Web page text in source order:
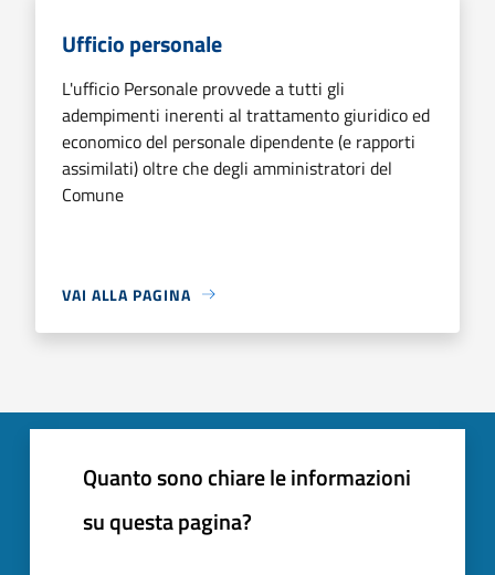
Ufficio personale
L'ufficio Personale provvede a tutti gli
adempimenti inerenti al trattamento giuridico ed
economico del personale dipendente (e rapporti
assimilati) oltre che degli amministratori del
Comune
VAI ALLA PAGINA
Quanto sono chiare le informazioni
su questa pagina?